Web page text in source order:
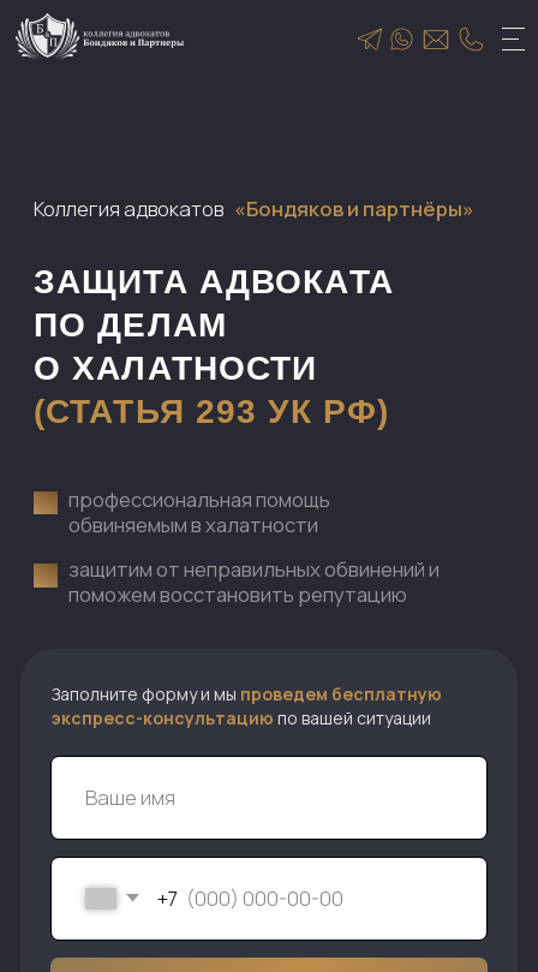
ЗАЩИТА АДВОКАТА
(СТАТЬЯ 293 УК РФ)
профессиональная помощь
обвиняемым в халатности
защитим от неправильных обвинений и
поможем восстановить репутацию
Отправить заявку
Заполните форму и мыпроведем бесплатную
экспресс-консультацию
Сильная защита
для вашей репутации .